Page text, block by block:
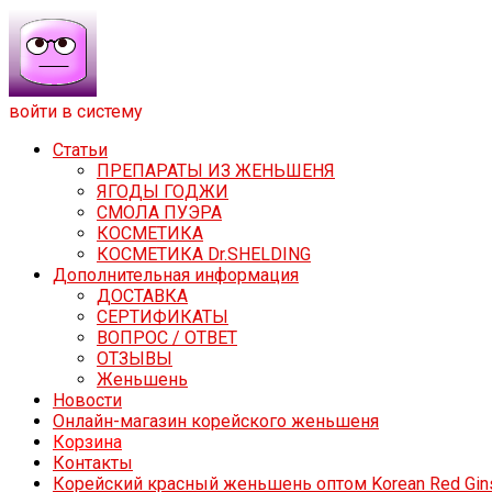
войти в систему
Статьи
ПРЕПАРАТЫ ИЗ ЖЕНЬШЕНЯ
ЯГОДЫ ГОДЖИ
СМОЛА ПУЭРА
КОСМЕТИКА
КОСМЕТИКА Dr.SHELDING
Дополнительная информация
ДОСТАВКА
СЕРТИФИКАТЫ
ВОПРОС / ОТВЕТ
ОТЗЫВЫ
Женьшень
Новости
Онлайн-магазин корейского женьшеня
Корзина
Контакты
Корейский красный женьшень оптом Korean Red